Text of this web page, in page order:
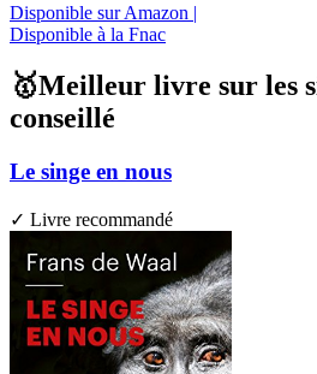
Disponible sur Amazon |
Disponible à la Fnac
🥇Meilleur livre sur les
conseillé
Le singe en nous
✓ Livre recommandé